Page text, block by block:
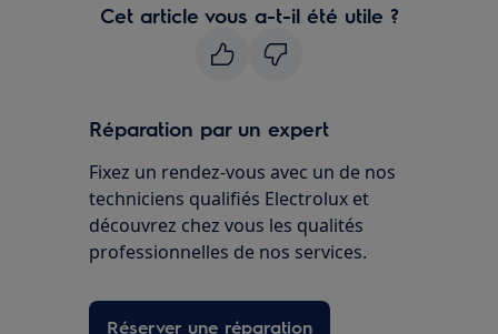
Cet article vous a-t-il été utile ?
Réparation par un expert
Fixez un rendez-vous avec un de nos
techniciens qualifiés Electrolux et
découvrez chez vous les qualités
professionnelles de nos services.
Réserver une réparation